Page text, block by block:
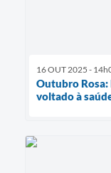
16 OUT 2025 -
Outubro Rosa:
voltado à